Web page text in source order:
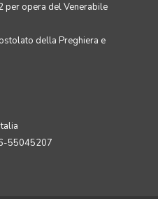
per opera del Venerabile
della Preghiera e
55045207